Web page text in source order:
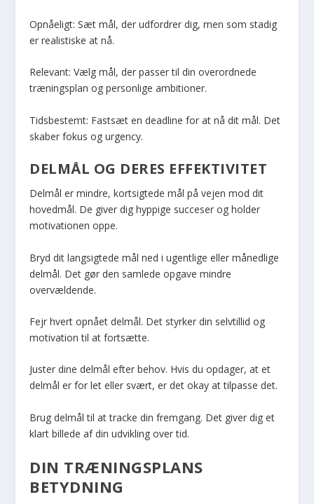
Opnåeligt: Sæt mål, der udfordrer dig, men som stadig
er realistiske at nå.
Relevant: Vælg mål, der passer til din overordnede
træningsplan og personlige ambitioner.
Tidsbestemt: Fastsæt en deadline for at nå dit mål. Det
skaber fokus og urgency.
DELMÅL OG DERES EFFEKTIVITET
Delmål er mindre, kortsigtede mål på vejen mod dit
hovedmål. De giver dig hyppige succeser og holder
motivationen oppe.
Bryd dit langsigtede mål ned i ugentlige eller månedlige
delmål. Det gør den samlede opgave mindre
overvældende.
Fejr hvert opnået delmål. Det styrker din selvtillid og
motivation til at fortsætte.
Juster dine delmål efter behov. Hvis du opdager, at et
delmål er for let eller svært, er det okay at tilpasse det.
Brug delmål til at tracke din fremgang. Det giver dig et
klart billede af din udvikling over tid.
DIN TRÆNINGSPLANS
BETYDNING